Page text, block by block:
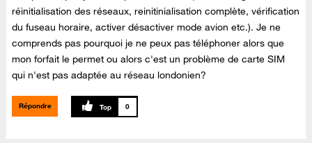
réinitialisation des réseaux, reinitinialisation complète, vérification
du fuseau horaire, activer désactiver mode avion etc.). Je ne
comprends pas pourquoi je ne peux pas téléphoner alors que
mon forfait le permet ou alors c'est un problème de carte SIM
qui n'est pas adaptée au réseau londonien?
Répondre 0